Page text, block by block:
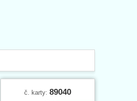
č. karty: 89040